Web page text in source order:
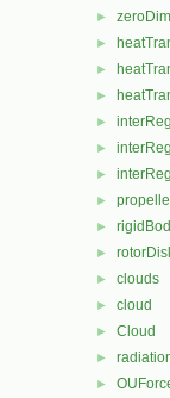
►
►
►
►
►
►
►
►
►
►
► clouds
► cloud
► Cloud
►
►